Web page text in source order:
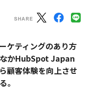
ケティングのあり方
かHubSpot Japan
顧客体験を向上させ
。